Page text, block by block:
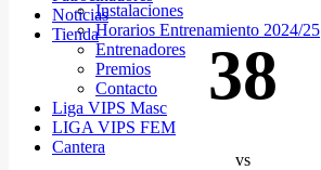
Instalaciones
Horarios Entrenamiento 2024/25
Entrenadores
Premios
Contacto
Liga VIPS Masc
LIGA VIPS FEM
Cantera
Noticias
Tienda
38
vs